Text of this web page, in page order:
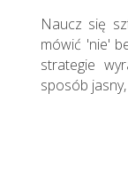
Naucz się
mówić 'nie'
strategie
sposób